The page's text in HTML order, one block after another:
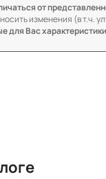
от
изменения (в т.ч.
для Вас